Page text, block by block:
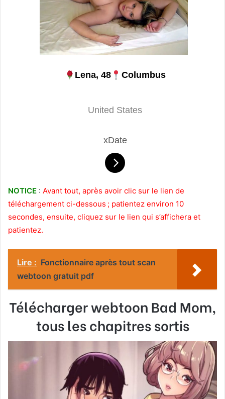
Lena, 48 Columbus
United States
xDate
NOTICE : Avant tout, après avoir clic sur le lien de
téléchargement ci-dessous ; patientez environ 10
secondes, ensuite, cliquez sur le lien qui s’affichera et
patientez.
Lire : Fonctionnaire après tout scan
webtoon gratuit pdf
Télécharger webtoon Bad Mom,
tous les chapitres sortis